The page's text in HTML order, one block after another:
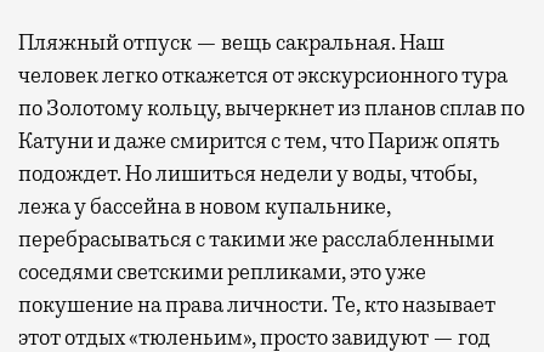
Пляжный отпуск — вещь сакральная. Наш
человек легко откажется от экскурсионного тура
по Золотому кольцу, вычеркнет из планов сплав по
Катуни и даже смирится с тем, что Париж опять
подождет. Но лишиться недели у воды, чтобы,
лежа у бассейна в новом купальнике,
перебрасываться с такими же расслабленными
соседями светскими репликами, это уже
покушение на права личности. Те, кто называет
этот отдых «тюленьим», просто завидуют — год